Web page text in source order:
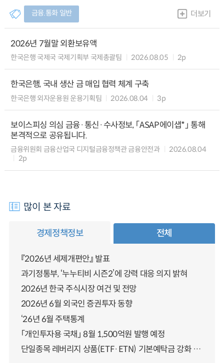
금융.통화 일반 더보기
2026년 7월말 외환보유액
한국은행 국제국 국제기획부 국제총괄팀 2026.08.05 2p
한국은행, 국내 생산 금 매입 협력 체계 구축
한국은행 외자운용원 운용기획팀 2026.08.04 3p
보이스피싱 의심 금융·통신·수사정보, 「ASAP에이샙*」 통해
본격적으로 공유됩니다.
금융위원회 금융산업국 디지털금융정책관 금융안전과
2026.08.04
2p
많이 본 자료
경제정책정보 전체
『2026년 세제개편안』 발표
과기정통부, ‘누누티비 시즌2’에 강력 대응 의지 밝혀
2026년 한국 주식시장 여건 및 전망
2026년 6월 외국인 증권투자 동향
‘26년 6월 주택통계
「개인투자용 국채」 8월 1,500억원 발행 예정
단일종목 레버리지 상품(ETF·ETN) 기본예탁금 강화 조기시행 방안 안내